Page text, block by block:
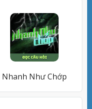
Nhanh Như Chớp